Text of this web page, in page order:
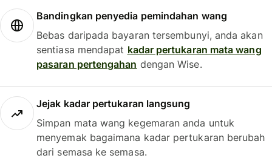
Bandingkan penyedia pemindahan wang
Bebas daripada bayaran tersembunyi, anda akan
sentiasa mendapat kadar pertukaran mata wang
pasaran pertengahan dengan Wise.
Jejak kadar pertukaran langsung
Simpan mata wang kegemaran anda untuk
menyemak bagaimana kadar pertukaran berubah
dari semasa ke semasa.